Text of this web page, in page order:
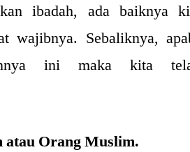
ibadah, ada baiknya
wajibnya. Sebaliknya,
ini maka kita
atau Orang Muslim.